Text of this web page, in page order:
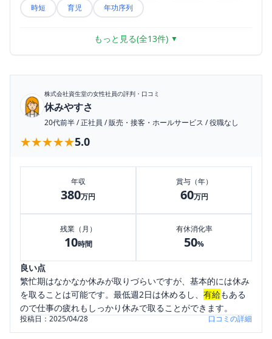
時短
育児 年功序列
もっと見る(全13件) ▼
株式会社資生堂の女性社員の評判・口コミ
休みやすさ
20代前半/正社員 /販売・接客・ホールサービス /役職なし
★★★★★
★★★★★5.0
年収
380万円
賞与（年）
60万円
残業（月）
10時間
有休消化率
50%
良い点
繁忙期はなかなか休みが取りづらいですが、基本的には休み
を取ることは可能です。最低週2日は休めるし、 有給もある
ので仕事の疲れもしっかり休みで取ることができます。
投稿日：2025/04/28 口コミの詳細